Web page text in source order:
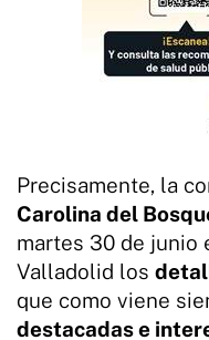
Precisamente, la
Carolina del
martes 30 de junio
Valladolid los
que como viene
destacadas e